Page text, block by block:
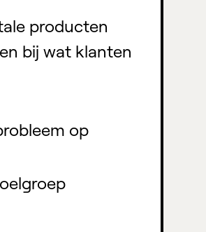
producten
bij wat klanten
op